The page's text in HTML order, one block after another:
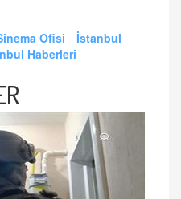
Ofisi
İstanbul
Haberleri